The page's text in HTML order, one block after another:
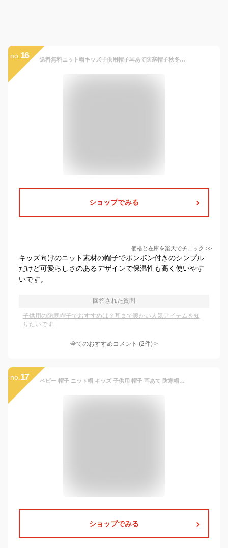
no. 16 送料無料ニット帽キッズ子供用帽子耳あて防寒帽子秋冬ベビー防寒ボアポンポン男の子女の子冬用ハットベビーニット帽赤ちゃん女の子男の子耳保護付き無地柔らかい暖かいかわいい防風防寒保温春秋冬【アンビエント】
ショップでみる
価格と在庫を楽天でチェック >>
キッズ向けのニット素材の帽子でボンボン付きのシンプル
だけど可愛らしさのあるデザインで保温性も高く使いやす
いです。
回答された質問
子供用の防寒帽子でおすすめは？耳まで暖かい人気アイテムを知
りたいです
全てのおすすめコメント (2件) >
no. 17 ベビー 帽子 ニット帽 キッズ 子供用 帽子 耳あて 防寒帽子 裏起毛 ニットキャップ 秋冬 ベビー 防寒 ボア ポンポン 男の子 女の子 冬用ハット 男女兼用 ベビーニット帽 赤ちゃん 子供 裏起毛 ポンポン 耳保護付き 無地 柔らかい 暖かい かわいい 防風 防寒 保温
ショップでみる